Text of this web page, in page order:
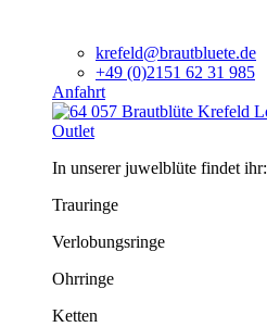
krefeld@brautbluete.de
+49 (0)2151 62 31 985
Anfahrt
Outlet
In unserer juwelblüte findet ihr:
Trauringe
Verlobungsringe
Ohrringe
Ketten